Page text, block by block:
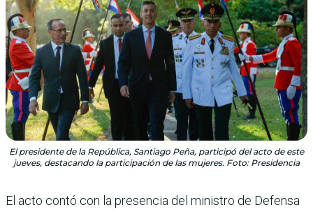
El presidente de la República, Santiago Peña, participó del acto de este
jueves, destacando la participación de las mujeres. Foto: Presidencia
El acto contó con la presencia del ministro de Defensa